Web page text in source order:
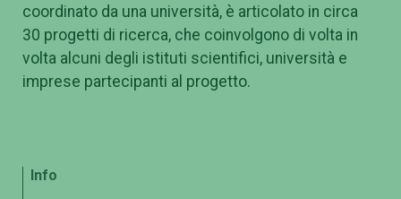
coordinato da una università, è articolato in circa
30 progetti di ricerca, che coinvolgono di volta in
volta alcuni degli istituti scientifici, università e
imprese partecipanti al progetto.
Info